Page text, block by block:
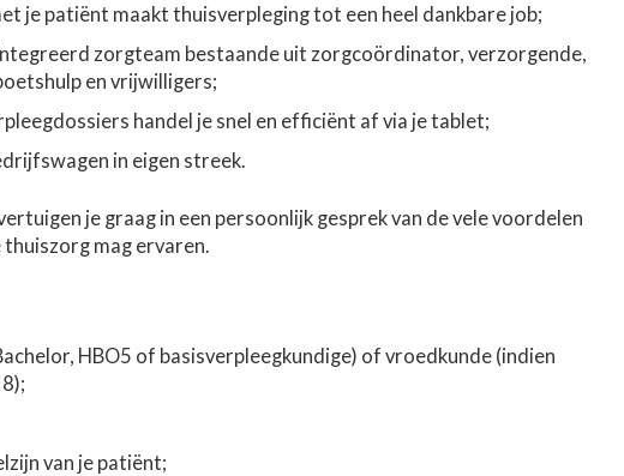
je patiënt maakt thuisverpleging tot een heel dankbare job;
zorgteam bestaande uit zorgcoördinator, verzorgende,
en vrijwilligers;
handel je snel en efficiënt af via je tablet;
in eigen streek.
je graag in een persoonlijk gesprek van de vele voordelen
thuiszorg mag ervaren.
HBO5 of basisverpleegkundige) of vroedkunde (indien
van je patiënt;